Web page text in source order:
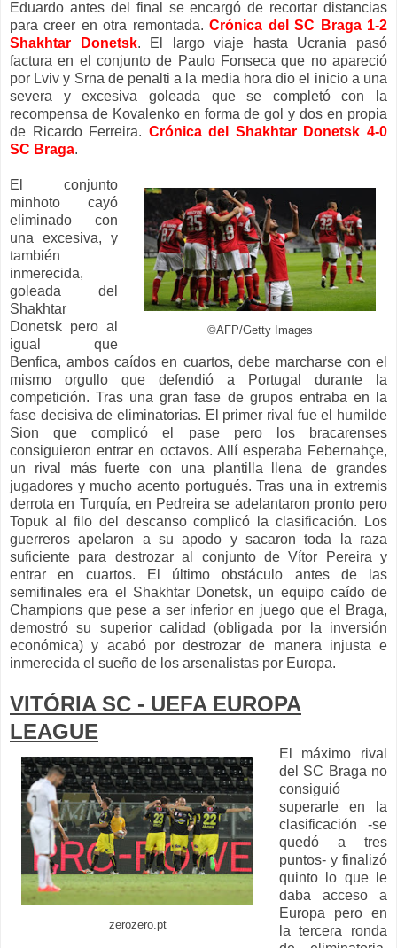
Eduardo antes del final se encargó de recortar distancias
para creer en otra remontada.Crónica del SC Braga 1-2
Shakhtar Donetsk. El largo viaje hasta Ucrania pasó
factura en el conjunto de Paulo Fonseca que no apareció
por Lviv y Srna de penalti a la media hora dio el inicio a una
severa y excesiva goleada que se completó con la
recompensa de Kovalenko en forma de gol y dos en propia
de Ricardo Ferreira. Crónica del Shakhtar Donetsk 4-0
SC Braga.
©AFP/Getty Images
El conjunto
minhoto cayó
eliminado con
una excesiva, y
también
inmerecida,
goleada del
Shakhtar
Donetsk pero al
igual que
Benfica, ambos caídos en cuartos, debe marcharse con el
mismo orgullo que defendió a Portugal durante la
competición. Tras una gran fase de grupos entraba en la
fase decisiva de eliminatorias. El primer rival fue el humilde
Sion que complicó el pase pero los bracarenses
consiguieron entrar en octavos. Allí esperaba Febernahçe,
un rival más fuerte con una plantilla llena de grandes
jugadores y mucho acento portugués. Tras una in extremis
derrota en Turquía, en Pedreira se adelantaron pronto pero
Topuk al filo del descanso complicó la clasificación. Los
guerreros apelaron a su apodo y sacaron toda la raza
suficiente para destrozar al conjunto de Vítor Pereira y
entrar en cuartos. El último obstáculo antes de las
semifinales era el Shakhtar Donetsk, un equipo caído de
Champions que pese a ser inferior en juego que el Braga,
demostró su superior calidad (obligada por la inversión
económica) y acabó por destrozar de manera injusta e
inmerecida el sueño de los arsenalistas por Europa.
VITÓRIA SC - UEFA EUROPA
LEAGUE
zerozero.pt
El máximo rival
del SC Braga no
consiguió
superarle en la
clasificación -se
quedó a tres
puntos- y finalizó
quinto lo que le
daba acceso a
Europa pero en
la tercera ronda